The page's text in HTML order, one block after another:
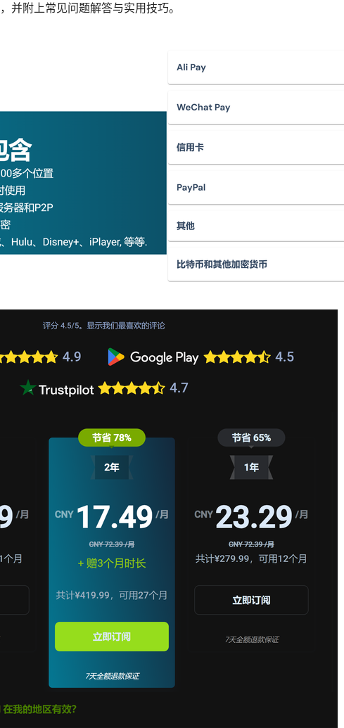
并附上常见问题解答与实用技巧。